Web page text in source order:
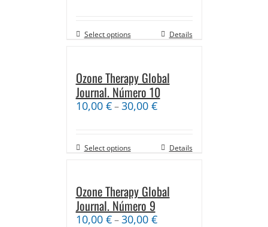
Select options Details
Ozone Therapy Global
Journal. Número 10
10,00 €–30,00 €
Select options Details
Ozone Therapy Global
Journal. Número 9
10,00 €–30,00 €